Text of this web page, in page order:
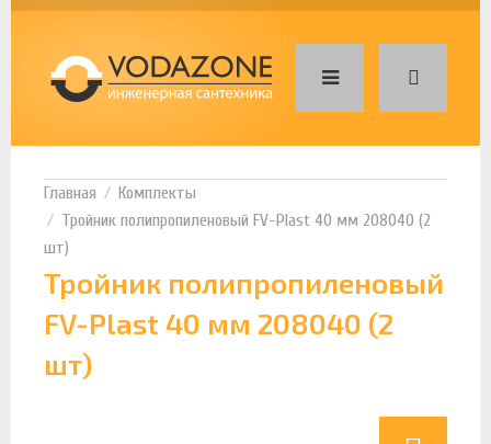
Комплекты
Тройник полипропиленовый FV-Plast 40 мм 208040 (2
шт)
Тройник полипропиленовый
FV-Plast 40 мм 208040 (2
шт)